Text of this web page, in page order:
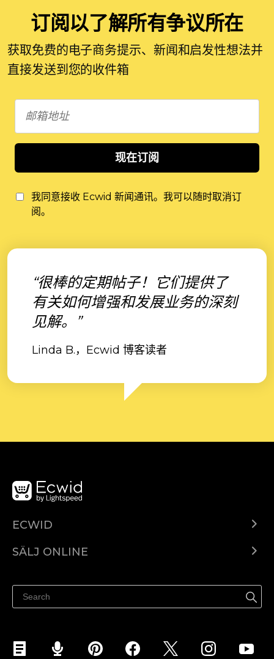
订阅以了解所有争议所在
获取免费的电子商务提示、新闻和启发性想法并
直接发送到您的收件箱
现在订阅
我同意接收 Ecwid 新闻通讯。我可以随时取消订
阅。
“很棒的定期帖子！它们提供了
有关如何增强和发展业务的深刻
见解。”
Linda B.，Ecwid 博客读者
ECWID
Pris
SÄLJ ONLINE
Sälj på Facebook
Sälj på Instagram